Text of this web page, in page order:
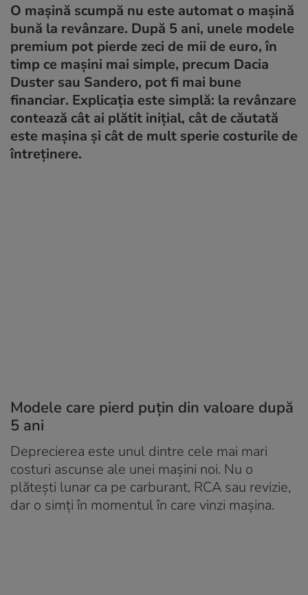
O mașină scumpă nu este automat o mașină
bună la revânzare. După 5 ani, unele modele
premium pot pierde zeci de mii de euro, în
timp ce mașini mai simple, precum Dacia
Duster sau Sandero, pot fi mai bune
financiar. Explicația este simplă: la revânzare
contează cât ai plătit inițial, cât de căutată
este mașina și cât de mult sperie costurile de
întreținere.
Modele care pierd puțin din valoare după
5 ani
Deprecierea este unul dintre cele mai mari
costuri ascunse ale unei mașini noi. Nu o
plătești lunar ca pe carburant, RCA sau revizie,
dar o simți în momentul în care vinzi mașina.